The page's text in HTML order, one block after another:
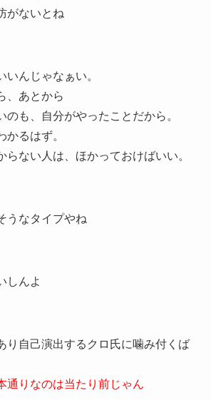
がないとね
いんじゃなぁい。
、あとから
のも、自分がやったことだから。
かるはず。
らない人は、ほかっておけばいい。
うなタイプやね
しんよ
り自己演出するクロ氏に噛み付くば
通りなのは当たり前じゃん